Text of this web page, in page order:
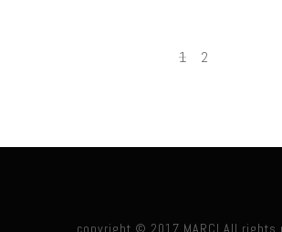
1 2
copyright © 2017 MARCI.All rights